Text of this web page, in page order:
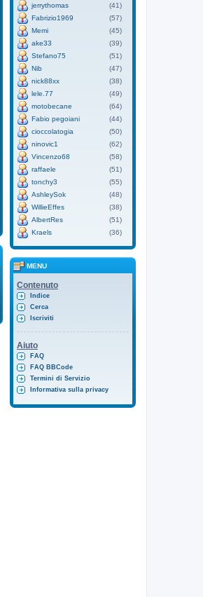
jerrythomas
(41)
Fabrizio1969
(57)
Memi
(45)
ake33
(39)
Stefano75
(51)
Nib
(47)
nick88xx
(38)
lele.77
(49)
motobecane
(64)
Fabio pegoiani
(44)
cioccolatogia
(50)
ninovic1
(62)
Vincenzo68
(58)
raffaele
(51)
tonchy3
(55)
AshleySok
(48)
WillieEffes
(38)
AlbertRes
(51)
Kraels
(36)
MENU
Contenuto
Indice
Cerca
Iscriviti
Aiuto
FAQ
FAQ BBCode
Termini di Servizio
Informativa sulla privacy